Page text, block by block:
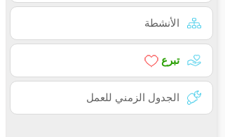
الأنشطة
تبرع
الجدول الزمني للعمل